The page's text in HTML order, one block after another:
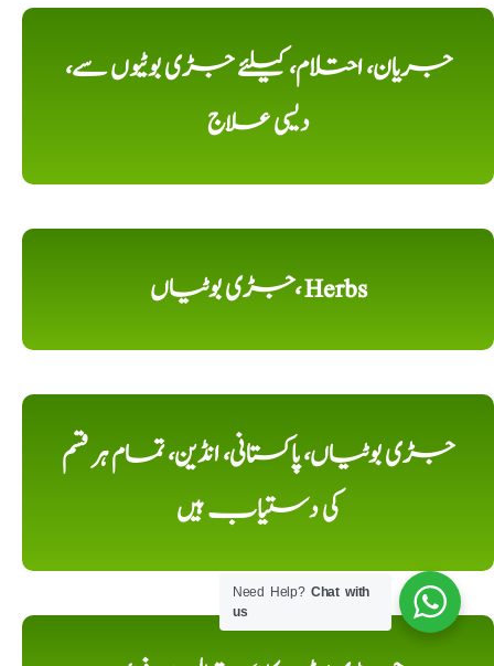
جریان، احتلام، کیلئے جڑی بوٹیوں سے،
دیسی علاج
جڑی بوٹیاں، Herbs
جڑی بوٹیاں، پاکستانی، انڈین، تمام ہر قسم
کی دستیاب ہیں
Need Help?Chat with
us